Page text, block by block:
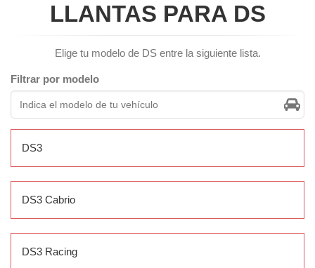
LLANTAS PARA DS
Elige tu modelo de DS entre la siguiente lista.
Filtrar por modelo
DS3
DS3 Cabrio
DS3 Racing